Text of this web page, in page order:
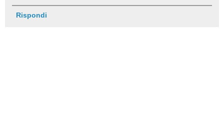
Rispondi